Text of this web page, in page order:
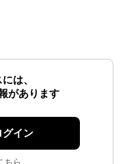
は、
があります
グイン
ちら